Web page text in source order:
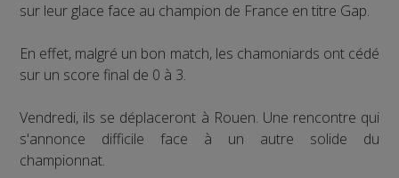
sur leur glace face au champion de France en titre Gap.
En effet, malgré un bon match, les chamoniards ont cédé
sur un score final de 0 à 3.
Vendredi, ils se déplaceront à Rouen. Une rencontre qui
s'annonce difficile face à un autre solide du
championnat.